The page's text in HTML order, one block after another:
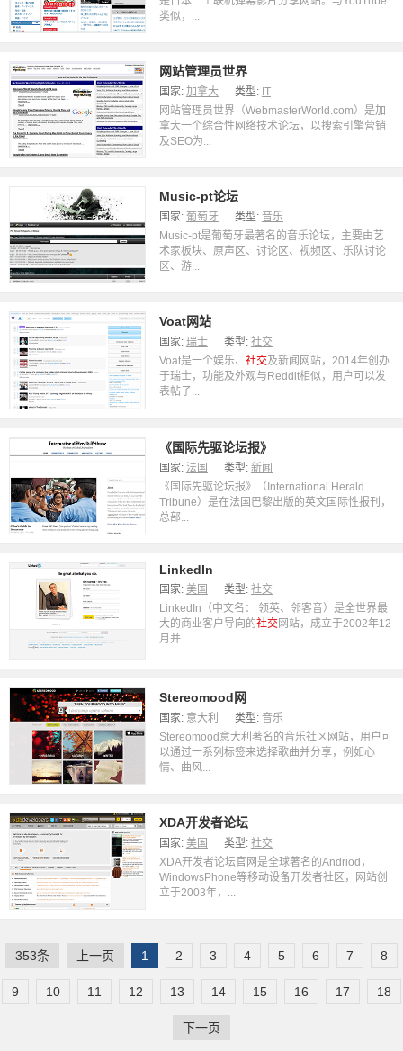
类似，...
网站管理员世界
国家: 加拿大 类型: IT
网站管理员世界（WebmasterWorld.com）是加
拿大一个综合性网络技术论坛，以搜索引擎营销
及SEO为...
Music-pt论坛
国家: 葡萄牙 类型: 音乐
Music-pt是葡萄牙最著名的音乐论坛，主要由艺
术家板块、原声区、讨论区、视频区、乐队讨论
区、游...
Voat网站
国家: 瑞士 类型: 社交
Voat是一个娱乐、 社交及新闻网站，2014年创办
于瑞士，功能及外观与Reddit相似，用户可以发
表帖子...
《国际先驱论坛报》
国家: 法国 类型: 新闻
《国际先驱论坛报》（International Herald
Tribune）是在法国巴黎出版的英文国际性报刊，
总部...
LinkedIn
国家: 美国 类型: 社交
LinkedIn（中文名： 领英、邻客音）是全世界最
大的商业客户导向的社交网站，成立于2002年12
月并...
Stereomood网
国家: 意大利 类型: 音乐
Stereomood意大利著名的音乐社区网站，用户可
以通过一系列标签来选择歌曲并分享，例如心
情、曲风...
XDA开发者论坛
国家: 美国 类型: 社交
XDA开发者论坛官网是全球著名的Andriod，
WindowsPhone等移动设备开发者社区，网站创
立于2003年，...
353条 上一页 1 2 3 4 5 6 7 8
9 10 11 12 13 14 15 16 17 18
下一页